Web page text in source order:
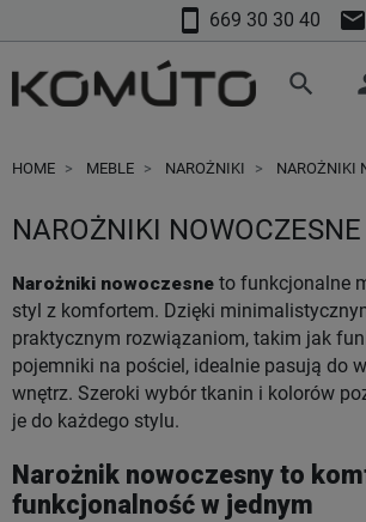
smartphone 669 30 30 40 mail
search
HOME MEBLE NAROŻNIKI NAROŻNIKI
NAROŻNIKI NOWOCZESNE
Narożniki nowoczesne to funkcjonalne
styl z komfortem. Dzięki
praktycznym rozwiązaniom, takim jak
pojemniki na pościel, idealnie pasują do
wnętrz. Szeroki wybór tkanin i kolorów
je do każdego stylu.
Narożnik nowoczesny to
funkcjonalność w jednym